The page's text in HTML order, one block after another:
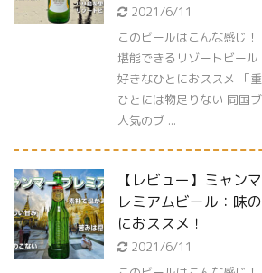
2021/6/11
このビールはこんな感じ
堪能できるリゾートビー
好きなひとにおススメ 「
ひとには物足りない 同国
人気のブ ...
【レビュー】ミャ
レミアムビール：味
におススメ！
2021/6/11